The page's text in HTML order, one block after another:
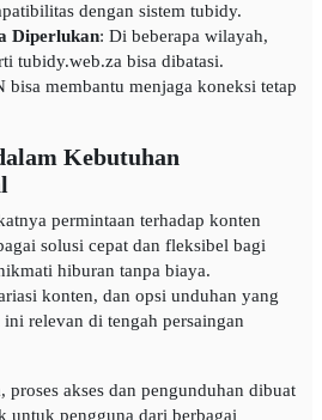
dengan sistem tubidy.
Diperlukan: Di beberapa wilayah,
tubidy.web.za bisa dibatasi.
bisa membantu menjaga koneksi tetap
Kebutuhan
permintaan terhadap konten
solusi cepat dan fleksibel bagi
hiburan tanpa biaya.
konten, dan opsi unduhan yang
relevan di tengah persaingan
akses dan pengunduhan dibuat
untuk pengguna dari berbagai